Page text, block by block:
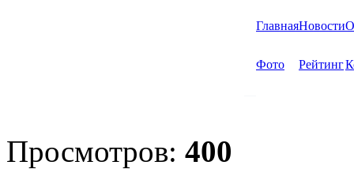
ГлавнаяНовости
Фото Рейтинг
Просмотров: 400